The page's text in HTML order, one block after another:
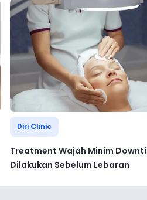
Diri Clinic
Treatment Wajah Minim
Dilakukan Sebelum Lebaran